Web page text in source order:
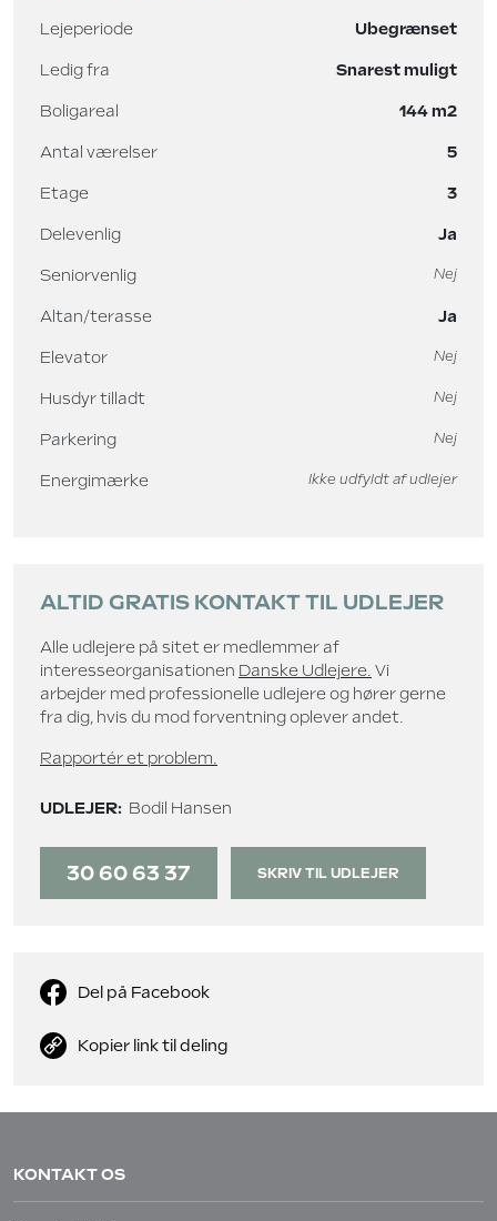
Lejeperiode Ubegrænset
Ledig fra Snarest muligt
Boligareal 144 m2
Antal værelser 5
Etage 3
Delevenlig Ja
Seniorvenlig Nej
Altan/terasse Ja
Elevator Nej
Husdyr tilladt Nej
Parkering Nej
Energimærke Ikke udfyldt af udlejer
ALTID GRATIS KONTAKT TIL UDLEJER
Alle udlejere på sitet er medlemmer af
interesseorganisationen Danske Udlejere. Vi
arbejder med professionelle udlejere og hører gerne
fra dig, hvis du mod forventning oplever andet.
Rapportér et problem.
UDLEJER: Bodil Hansen
30 60 63 37 SKRIV TIL UDLEJER
Del på Facebook
Kopier link til deling
KONTAKT OS